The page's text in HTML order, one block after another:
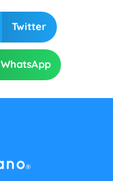
Twitter
WhatsApp